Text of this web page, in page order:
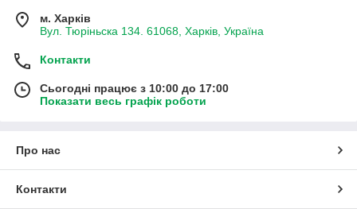
м. Харків
Вул. Тюріньска 134. 61068, Харків, Україна
Контакти
Сьогодні працює з 10:00 до 17:00
Показати весь графік роботи
Про нас
Контакти